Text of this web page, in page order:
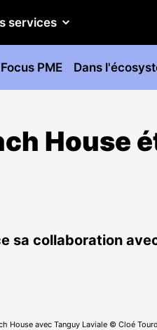
services
Focus PME Dans
House
sa collaboration
House avec Tanguy Laviale © Cloé